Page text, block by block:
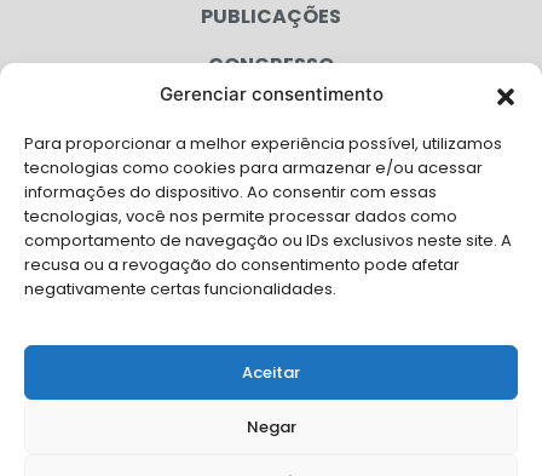
Gerenciar consentimento
Para proporcionar a melhor experiência possível, utilizamos
tecnologias como cookies para armazenar e/ou acessar
informações do dispositivo. Ao consentir com essas
tecnologias, você nos permite processar dados como
comportamento de navegação ou IDs exclusivos neste site. A
recusa ou a revogação do consentimento pode afetar
negativamente certas funcionalidades.
Aceitar
Negar
PUBLICAÇÕES
CONGRESSO
CAMPANHAS
SERVIÇOS
FILIADAS
FALE CONOSCO
Solicite Apoio Institucional da AMB para o seu evento